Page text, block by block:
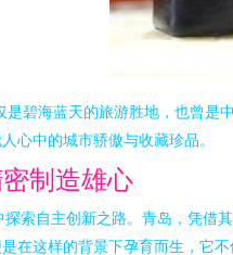
碧海蓝天的旅游胜地，也曾是
心中的城市骄傲与收藏珍品。
制造雄心
探索自主创新之路。青岛，凭
在这样的背景下孕育而生，它